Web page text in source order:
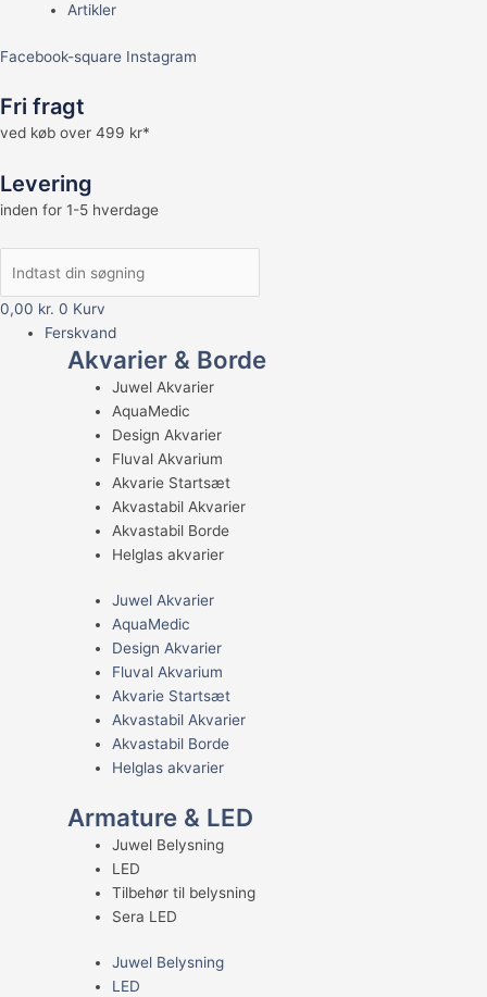
Artikler
Facebook-square Instagram
Fri fragt
ved køb over 499 kr*
Levering
inden for 1-5 hverdage
0,00 kr. 0 Kurv
Ferskvand
Akvarier & Borde
Juwel Akvarier
AquaMedic
Design Akvarier
Fluval Akvarium
Akvarie Startsæt
Akvastabil Akvarier
Akvastabil Borde
Helglas akvarier
Juwel Akvarier
AquaMedic
Design Akvarier
Fluval Akvarium
Akvarie Startsæt
Akvastabil Akvarier
Akvastabil Borde
Helglas akvarier
Armature & LED
Juwel Belysning
LED
Tilbehør til belysning
Sera LED
Juwel Belysning
LED